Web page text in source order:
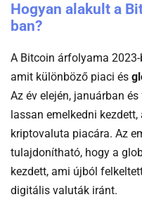
Hogyan alakult a
ban?
A Bitcoin árfolyama
amit különböző piaci és
Az év elején, januárban
lassan emelkedni
kriptovaluta piacára. Az
tulajdonítható, hogy a
kezdett, ami újból
digitális valuták iránt.